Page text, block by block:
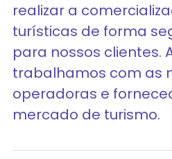
realizar a
turísticas de forma
para nossos clientes.
trabalhamos com as
operadoras e
mercado de turismo.